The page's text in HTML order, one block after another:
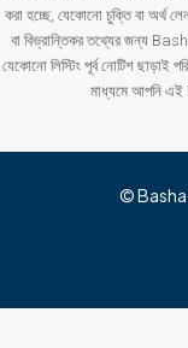
করা হচ্ছে, যেকোনো চুক্তি বা অর্থ
বা বিভ্রান্তিকর তথ্যের জন্য
যেকোনো লিস্টিং পূর্ব নোটিশ ছাড়াই
মাধ্যমে আপনি এই
©